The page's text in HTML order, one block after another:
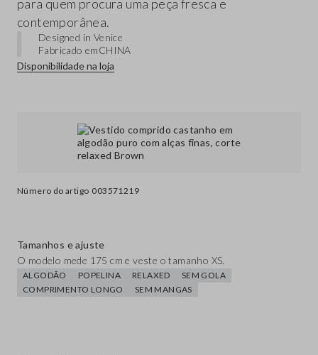
Número do artigo 003571219
para quem procura uma peça fresca e
contemporânea.
Designed in Venice
Fabricado emCHINA
Disponibilidade na loja
Tamanhos e ajuste
O modelo mede 175 cm e veste o tamanho XS.
ALGODÃO POPELINA RELAXED
SEM GOLA
COMPRIMENTO LONGO
SEM MANGAS